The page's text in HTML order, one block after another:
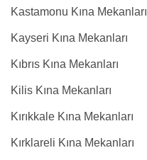
Kastamonu Kına Mekanları
Kayseri Kına Mekanları
Kıbrıs Kına Mekanları
Kilis Kına Mekanları
Kırıkkale Kına Mekanları
Kırklareli Kına Mekanları